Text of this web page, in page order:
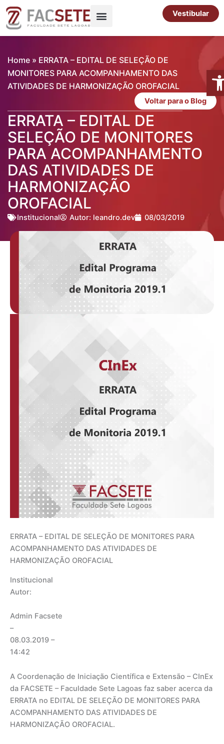
para
Vestibular
Home » ERRATA – EDITAL DE SELEÇÃO DE
MONITORES PARA ACOMPANHAMENTO DAS
ATIVIDADES DE HARMONIZAÇÃO OROFACIAL
Voltar para o Blog
ERRATA – EDITAL DE
SELEÇÃO DE MONITORES
PARA ACOMPANHAMENTO
DAS ATIVIDADES DE
HARMONIZAÇÃO
OROFACIAL
Institucional Autor: leandro.dev 08/03/2019
ERRATA – EDITAL DE SELEÇÃO DE MONITORES PARA
ACOMPANHAMENTO DAS ATIVIDADES DE
HARMONIZAÇÃO OROFACIAL
Institucional
Autor:
Admin Facsete
–
08.03.2019 –
14:42
A Coordenação de Iniciação Científica e Extensão – CInEx
da FACSETE – Faculdade Sete Lagoas faz saber acerca da
ERRATA no EDITAL DE SELEÇÃO DE MONITORES PARA
ACOMPANHAMENTO DAS ATIVIDADES DE
HARMONIZAÇÃO OROFACIAL.